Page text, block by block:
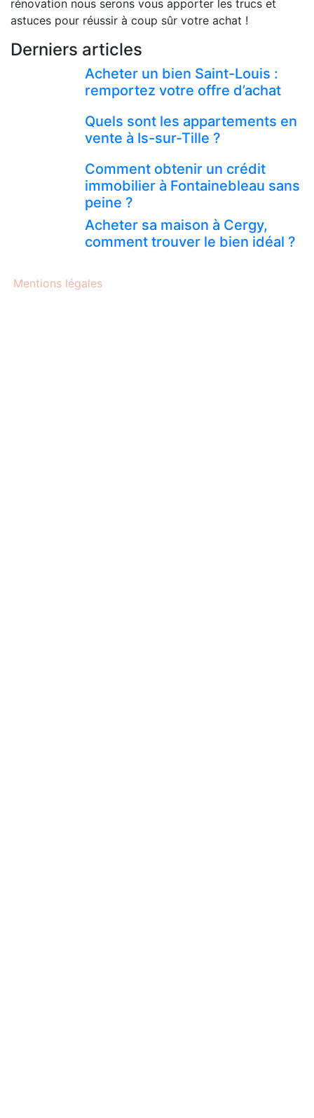
rénovation nous serons vous apporter les trucs et
astuces pour réussir à coup sûr votre achat !
Derniers articles
Acheter un bien Saint-Louis :
remportez votre offre d’achat
Quels sont les appartements en
vente à Is-sur-Tille ?
Comment obtenir un crédit
immobilier à Fontainebleau sans
peine ?
Acheter sa maison à Cergy,
comment trouver le bien idéal ?
Mentions légales